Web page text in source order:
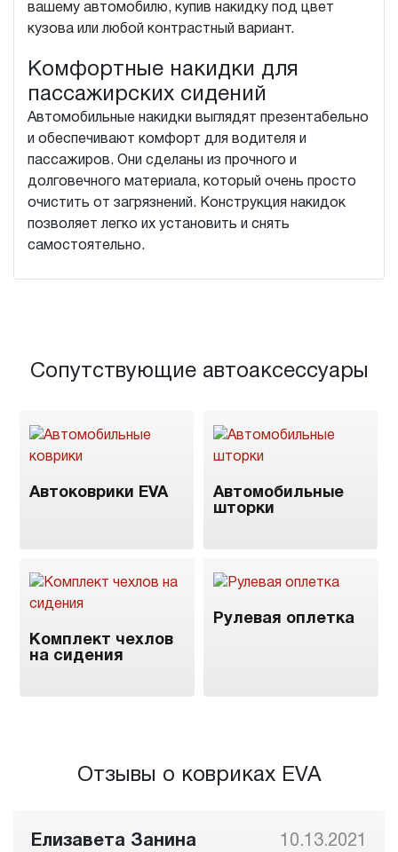
вашему автомобилю, купив накидку под цвет
кузова или любой контрастный вариант.
Комфортные накидки для
пассажирских сидений
Автомобильные накидки выглядят презентабельно
и обеспечивают комфорт для водителя и
пассажиров. Они сделаны из прочного и
долговечного материала, который очень просто
очистить от загрязнений. Конструкция накидок
позволяет легко их установить и снять
самостоятельно.
Сопутствующие автоаксессуары
Автоковрики EVA
Автомобильные
шторки
Комплект чехлов
на сидения
Рулевая оплетка
Отзывы о ковриках EVA
Антон Бакутин